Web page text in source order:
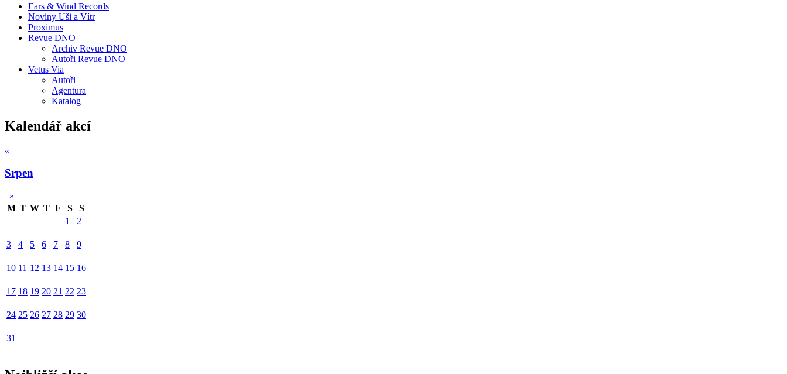
Ears & Wind Records
Noviny Uši a Vítr
Proximus
Revue DNO
Archiv Revue DNO
Autoři Revue DNO
Vetus Via
Autoři
Agentura
Katalog
Kalendář akcí
«
Srpen
»
M T W T F S
S
1
2
3 4 5 6 7 8 9
10 11 12 13 14 15 16
17 18 19 20 21 22 23
24 25 26 27 28 29 30
31